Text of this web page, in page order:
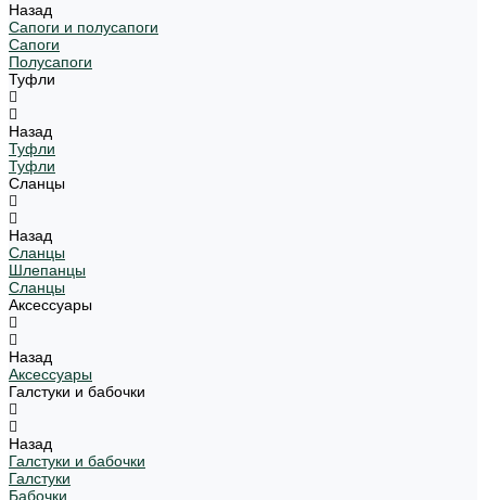
Назад
Сапоги и полусапоги
Сапоги
Полусапоги
Туфли
Назад
Туфли
Туфли
Сланцы
Назад
Сланцы
Шлепанцы
Сланцы
Аксессуары
Назад
Аксессуары
Галстуки и бабочки
Назад
Галстуки и бабочки
Галстуки
Бабочки